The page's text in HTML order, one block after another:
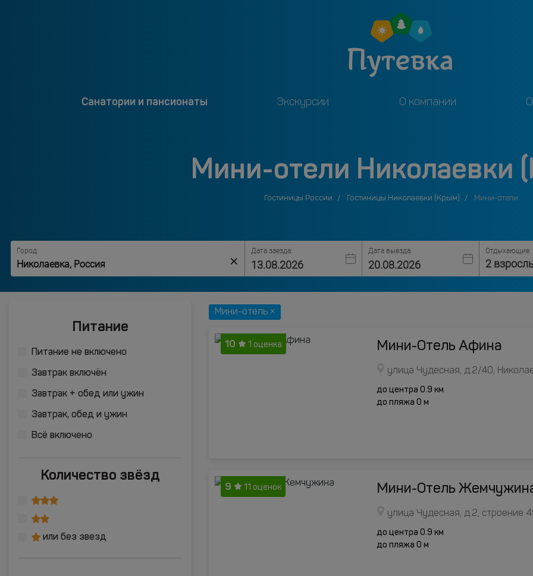
Санатории и пансионаты Экскурсии О компании
Мини-отели Николаевки
Гостиницы России Гостиницы Николаевки (Крым) Мини-отели
Город:
×
Дата заезда: Дата выезда: Отдыхающие:
2
Питание
Питание не включено
Завтрак включён
Завтрак + обед или ужин
Завтрак, обед и ужин
Всё включено
Количество звёзд
или без звезд
Мини-отель ×
10 1 оценка Мини-Отель Афина
улица Чудесная, д.2/40,
до центра 0.9 км
до пляжа 0 м
9 11 оценок Мини-Отель
улица Чудесная, д.2, строение
до центра 0.9 км
до пляжа 0 м